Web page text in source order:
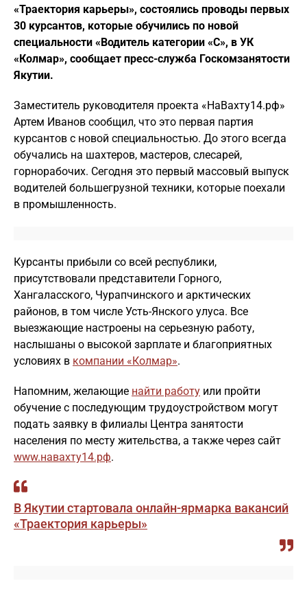
«Траектория карьеры», состоялись проводы первых
30 курсантов, которые обучились по новой
специальности «Водитель категории «С», в УК
«Колмар», сообщает пресс-служба Госкомзанятости
Якутии.
Заместитель руководителя проекта «НаВахту14.рф»
Артем Иванов сообщил, что это первая партия
курсантов с новой специальностью. До этого всегда
обучались на шахтеров, мастеров, слесарей,
горнорабочих. Сегодня это первый массовый выпуск
водителей большегрузной техники, которые поехали
в промышленность.
Курсанты прибыли со всей республики,
присутствовали представители Горного,
Хангаласского, Чурапчинского и арктических
районов, в том числе Усть-Янского улуса. Все
выезжающие настроены на серьезную работу,
наслышаны о высокой зарплате и благоприятных
условиях в компании «Колмар».
Напомним, желающие найти работу или пройти
обучение с последующим трудоустройством могут
подать заявку в филиалы Центра занятости
населения по месту жительства, а также через сайт
www.навахту14.рф.
В Якутии стартовала онлайн-ярмарка вакансий
«Траектория карьеры»